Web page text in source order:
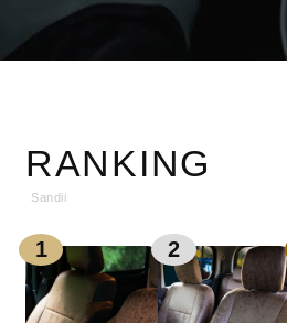
RANKING
Sandii
1 2